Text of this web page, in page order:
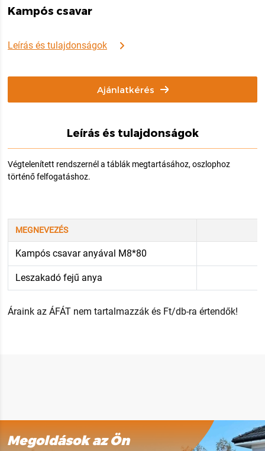
Kampós csavar
Leírás és tulajdonságok
Ajánlatkérés
Leírás és tulajdonságok
Végtelenített rendszernél a táblák megtartásához, oszlophoz
történő felfogatáshoz.
MEGNEVEZÉS
Kampós csavar anyával M8*80
Leszakadó fejű anya
Áraink az ÁFÁT nem tartalmazzák és Ft/db-ra értendők!
Megoldások az Ön